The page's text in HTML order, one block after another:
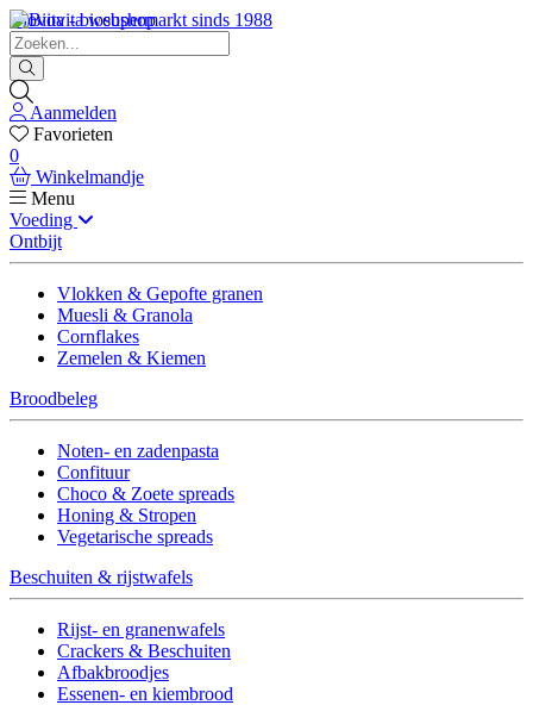
Biovita - biosupermarkt sinds 1988
Aanmelden
Favorieten
0
Winkelmandje
Menu
Voeding
Ontbijt
Vlokken & Gepofte granen
Muesli & Granola
Cornflakes
Zemelen & Kiemen
Broodbeleg
Noten- en zadenpasta
Confituur
Choco & Zoete spreads
Honing & Stropen
Vegetarische spreads
Beschuiten & rijstwafels
Rijst- en granenwafels
Crackers & Beschuiten
Afbakbroodjes
Essenen- en kiembrood